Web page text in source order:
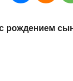
рождением